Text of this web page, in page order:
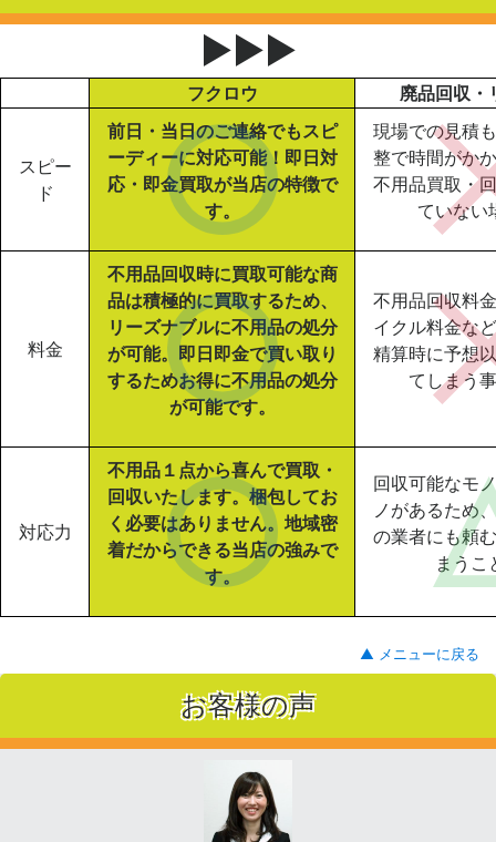
▶▶▶
フクロウ 廃品回収・
スピー
ド
前日・当日のご連絡でもスピ
ーディーに対応可能！即日対
応・即金買取が当店の特徴で
す。
現場での見積
整で時間がか
不用品買取・
ていない
料金
不用品回収時に買取可能な商
品は積極的に買取するため、
リーズナブルに不用品の処分
が可能。即日即金で買い取り
するためお得に不用品の処分
が可能です。
不用品回収料
イクル料金な
精算時に予想
てしまう
対応力
不用品１点から喜んで買取・
回収いたします。梱包してお
く必要はありません。地域密
着だからできる当店の強みで
す。
回収可能なモ
ノがあるため
の業者にも頼
まうこ
▲ メニューに戻る
お客様の声